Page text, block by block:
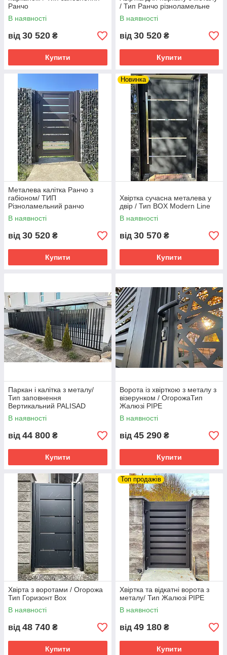
Ранчо
В наявності
від 30 520 ₴
Купити
/ Тип Ранчо різноламельне
В наявності
від 30 520 ₴
Купити
Металева калітка Ранчо з
габіоном/ ТИП
Різноламельний ранчо
В наявності
від 30 520 ₴
Купити
Новинка
Хвіртка сучасна металева у
двір / Тип BOX Modern Line
В наявності
від 30 570 ₴
Купити
Паркан і калітка з металу/
Тип заповнення
Вертикальний PALISAD
В наявності
від 44 800 ₴
Купити
Ворота із хвірткою з металу з
візерунком / ОгорожаТип
Жалюзі PIPE
В наявності
від 45 290 ₴
Купити
Хвірта з воротами / Огорожа
Тип Горизонт Box
В наявності
від 48 740 ₴
Купити
Топ продажів
Хвіртка та відкатні ворота з
металу/ Тип Жалюзі PIPE
В наявності
від 49 180 ₴
Купити